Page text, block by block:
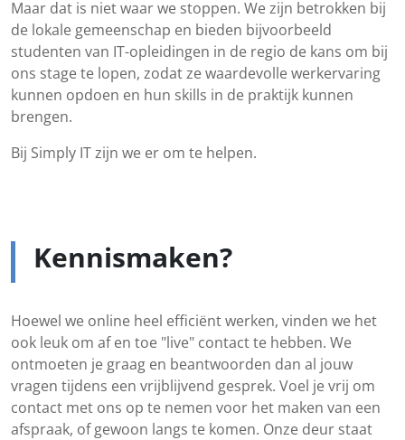
Maar dat is niet waar we stoppen. We zijn betrokken bij
de lokale gemeenschap en bieden bijvoorbeeld
studenten van IT-opleidingen in de regio de kans om bij
ons stage te lopen, zodat ze waardevolle werkervaring
kunnen opdoen en hun skills in de praktijk kunnen
brengen.
Bij Simply IT zijn we er om te helpen.
Kennismaken?
Hoewel we online heel efficiënt werken, vinden we het
ook leuk om af en toe "live" contact te hebben. We
ontmoeten je graag en beantwoorden dan al jouw
vragen tijdens een vrijblijvend gesprek. Voel je vrij om
contact met ons op te nemen voor het maken van een
afspraak, of gewoon langs te komen. Onze deur staat